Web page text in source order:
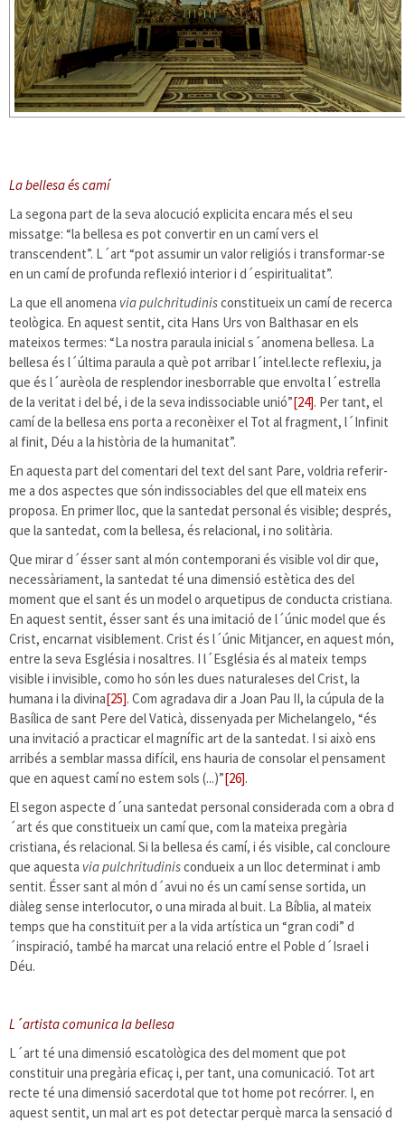
La bellesa és camí
La segona part de la seva alocució explicita encara més el seu
missatge: “la bellesa es pot convertir en un camí vers el
transcendent”. L´art “pot assumir un valor religiós i transformar-se
en un camí de profunda reflexió interior i d´espiritualitat”.
La que ell anomena via pulchritudinisconstitueix un camí de recerca
teològica. En aquest sentit, cita Hans Urs von Balthasar en els
mateixos termes: “La nostra paraula inicial s´anomena bellesa. La
bellesa és l´última paraula a què pot arribar l´intel.lecte reflexiu, ja
que és l´aurèola de resplendor inesborrable que envolta l´estrella
de la veritat i del bé, i de la seva indissociable unió”[24]. Per tant, el
camí de la bellesa ens porta a reconèixer el Tot al fragment, l´Infinit
al finit, Déu a la història de la humanitat”.
En aquesta part del comentari del text del sant Pare, voldria referir-
me a dos aspectes que són indissociables del que ell mateix ens
proposa. En primer lloc, que la santedat personal és visible; després,
que la santedat, com la bellesa, és relacional, i no solitària.
Que mirar d´ésser sant al món contemporani és visible vol dir que,
necessàriament, la santedat té una dimensió estètica des del
moment que el sant és un model o arquetipus de conducta cristiana.
En aquest sentit, ésser sant és una imitació de l´únic model que és
Crist, encarnat visiblement. Crist és l´únic Mitjancer, en aquest món,
entre la seva Església i nosaltres. I l´Església és al mateix temps
visible i invisible, como ho són les dues naturaleses del Crist, la
humana i la divina[25]. Com agradava dir a Joan Pau II, la cúpula de la
Basílica de sant Pere del Vaticà, dissenyada per Michelangelo, “és
una invitació a practicar el magnífic art de la santedat. I si això ens
arribés a semblar massa difícil, ens hauria de consolar el pensament
que en aquest camí no estem sols (...)”[26].
El segon aspecte d´una santedat personal considerada com a obra d
´art és que constitueix un camí que, com la mateixa pregària
cristiana, és relacional. Si la bellesa és camí, i és visible, cal concloure
que aquesta via pulchritudiniscondueix a un lloc determinat i amb
sentit. Ésser sant al món d´avui no és un camí sense sortida, un
diàleg sense interlocutor, o una mirada al buit. La Bíblia, al mateix
temps que ha constituït per a la vida artística un “gran codi” d
´inspiració, també ha marcat una relació entre el Poble d´Israel i
Déu.
L´artista comunica la bellesa
L´art té una dimensió escatològica des del moment que pot
constituir una pregària eficaç i, per tant, una comunicació. Tot art
recte té una dimensió sacerdotal que tot home pot recórrer. I, en
aquest sentit, un mal art es pot detectar perquè marca la sensació d